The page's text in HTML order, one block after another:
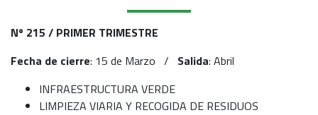
Nº 215 / PRIMER TRIMESTRE
Fecha de cierre: 15 de Marzo / Salida: Abril
INFRAESTRUCTURA VERDE
LIMPIEZA VIARIA Y RECOGIDA DE RESIDUOS